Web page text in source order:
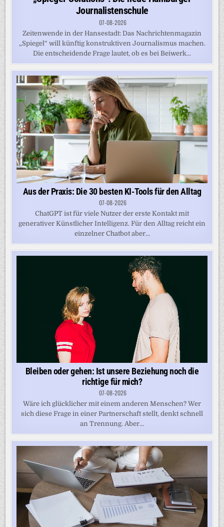
Journalistenschule
07-08-2026
Zeitenwende in der Hansestadt: Das Nachrichtenmagazin
„Spiegel“ will künftig konstruktiven Journalismus machen.
Die entscheidende Frage lautet, ob es bei Beiwerk...
Aus der Praxis: Die 30 besten KI-Tools für den Alltag
07-08-2026
ChatGPT ist für viele Nutzer der erste Kontakt mit
generativer Künstlicher Intelligenz. Für den Alltag reicht ein
einzelner Chatbot aber...
Bleiben oder gehen: Ist unsere Beziehung noch die
richtige für mich?
07-08-2026
Wäre ich glücklicher mit einem anderen Menschen? Wer
sich diese Frage in einer Partnerschaft stellt, denkt schnell
an Trennung. Aber...